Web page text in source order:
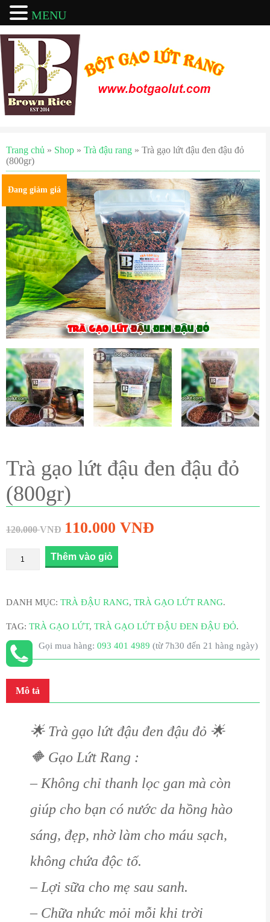
Trang chủ » Shop » Trà đậu rang » Trà gạo lứt đậu đen đậu đỏ
(800gr)
Đang giảm giá
Trà gạo lứt đậu đen đậu đỏ
(800gr)
120.000VNĐ 110.000 VNĐ
Thêm vào giỏ
DANH MỤC: TRÀ ĐẬU RANG, TRÀ GẠO LỨT RANG.
TAG: TRÀ GẠO LỨT, TRÀ GẠO LỨT ĐẬU ĐEN ĐẬU ĐỎ.
Gọi mua hàng: 093 401 4989 (từ 7h30 đến 21 hàng ngày)
Mô tả
🌟Trà gạo lứt đậu đen đậu đỏ 🌟
🔶 Gạo Lứt Rang :
– Không chỉ thanh lọc gan mà còn
giúp cho bạn có nước da hồng hào
sáng, đẹp, nhờ làm cho máu sạch,
không chứa độc tố.
– Lợi sữa cho mẹ sau sanh.
– Chữa nhức mỏi mỗi khi trời
MENU